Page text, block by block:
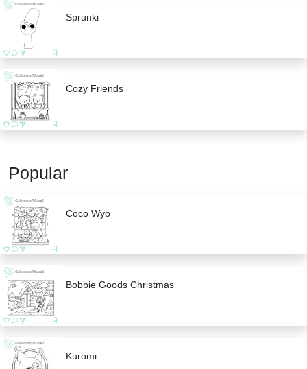
Sprunki
Cozy Friends
Popular
Coco Wyo
Bobbie Goods Christmas
Kuromi